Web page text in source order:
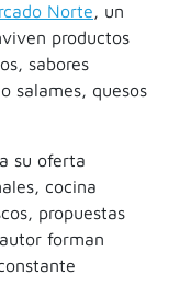
Norte, un
productos
sabores
salames, quesos
su oferta
cocina
propuestas
forman